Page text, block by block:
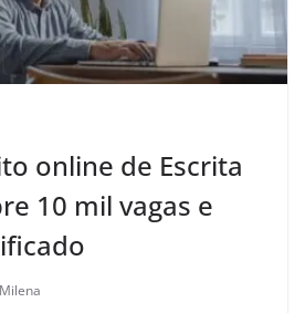
online de Escrita
10 mil vagas e
Milena